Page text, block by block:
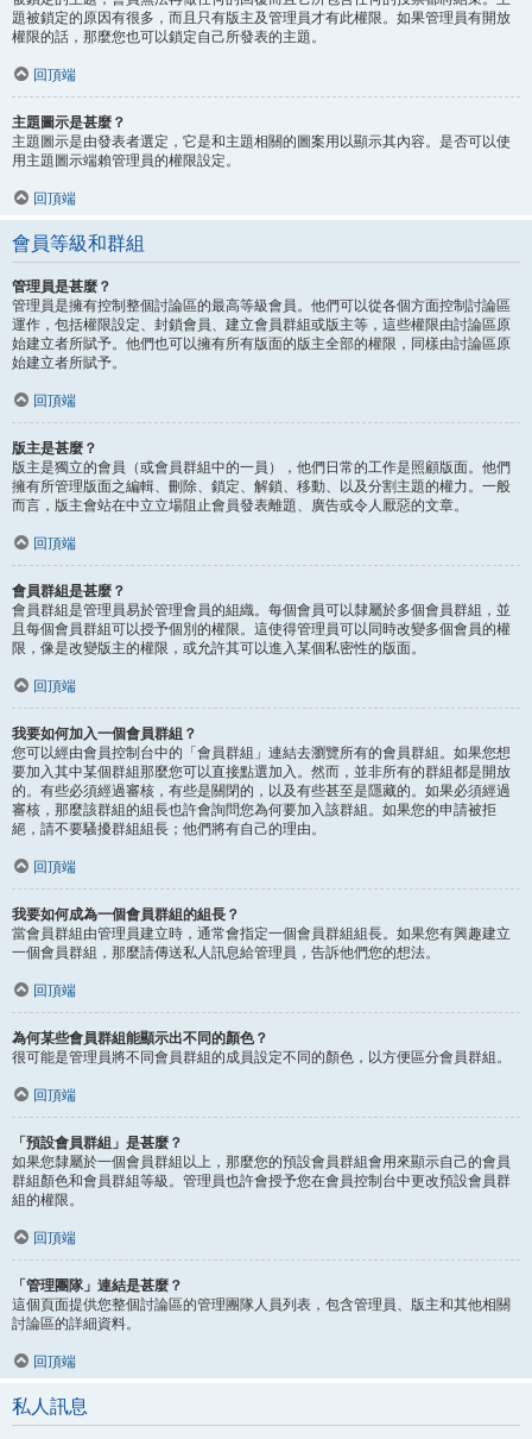
題被鎖定的原因有很多，而且只有版主及管理員才有此權限。如果管理員有開放
權限的話，那麼您也可以鎖定自己所發表的主題。
回頂端
主題圖示是甚麼？
主題圖示是由發表者選定，它是和主題相關的圖案用以顯示其內容。是否可以使
用主題圖示端賴管理員的權限設定。
回頂端
會員等級和群組
管理員是甚麼？
管理員是擁有控制整個討論區的最高等級會員。他們可以從各個方面控制討論區
運作，包括權限設定、封鎖會員、建立會員群組或版主等，這些權限由討論區原
始建立者所賦予。他們也可以擁有所有版面的版主全部的權限，同樣由討論區原
始建立者所賦予。
回頂端
版主是甚麼？
版主是獨立的會員（或會員群組中的一員），他們日常的工作是照顧版面。他們
擁有所管理版面之編輯、刪除、鎖定、解鎖、移動、以及分割主題的權力。一般
而言，版主會站在中立立場阻止會員發表離題、廣告或令人厭惡的文章。
回頂端
會員群組是甚麼？
會員群組是管理員易於管理會員的組織。每個會員可以隸屬於多個會員群組，並
且每個會員群組可以授予個別的權限。這使得管理員可以同時改變多個會員的權
限，像是改變版主的權限，或允許其可以進入某個私密性的版面。
回頂端
我要如何加入一個會員群組？
您可以經由會員控制台中的「會員群組」連結去瀏覽所有的會員群組。如果您想
要加入其中某個群組那麼您可以直接點選加入。然而，並非所有的群組都是開放
的。有些必須經過審核，有些是關閉的，以及有些甚至是隱藏的。如果必須經過
審核，那麼該群組的組長也許會詢問您為何要加入該群組。如果您的申請被拒
絕，請不要騷擾群組組長；他們將有自己的理由。
回頂端
我要如何成為一個會員群組的組長？
當會員群組由管理員建立時，通常會指定一個會員群組組長。如果您有興趣建立
一個會員群組，那麼請傳送私人訊息給管理員，告訴他們您的想法。
回頂端
為何某些會員群組能顯示出不同的顏色？
很可能是管理員將不同會員群組的成員設定不同的顏色，以方便區分會員群組。
回頂端
「預設會員群組」是甚麼？
如果您隸屬於一個會員群組以上，那麼您的預設會員群組會用來顯示自己的會員
群組顏色和會員群組等級。管理員也許會授予您在會員控制台中更改預設會員群
組的權限。
回頂端
「管理團隊」連結是甚麼？
這個頁面提供您整個討論區的管理團隊人員列表，包含管理員、版主和其他相關
討論區的詳細資料。
回頂端
私人訊息